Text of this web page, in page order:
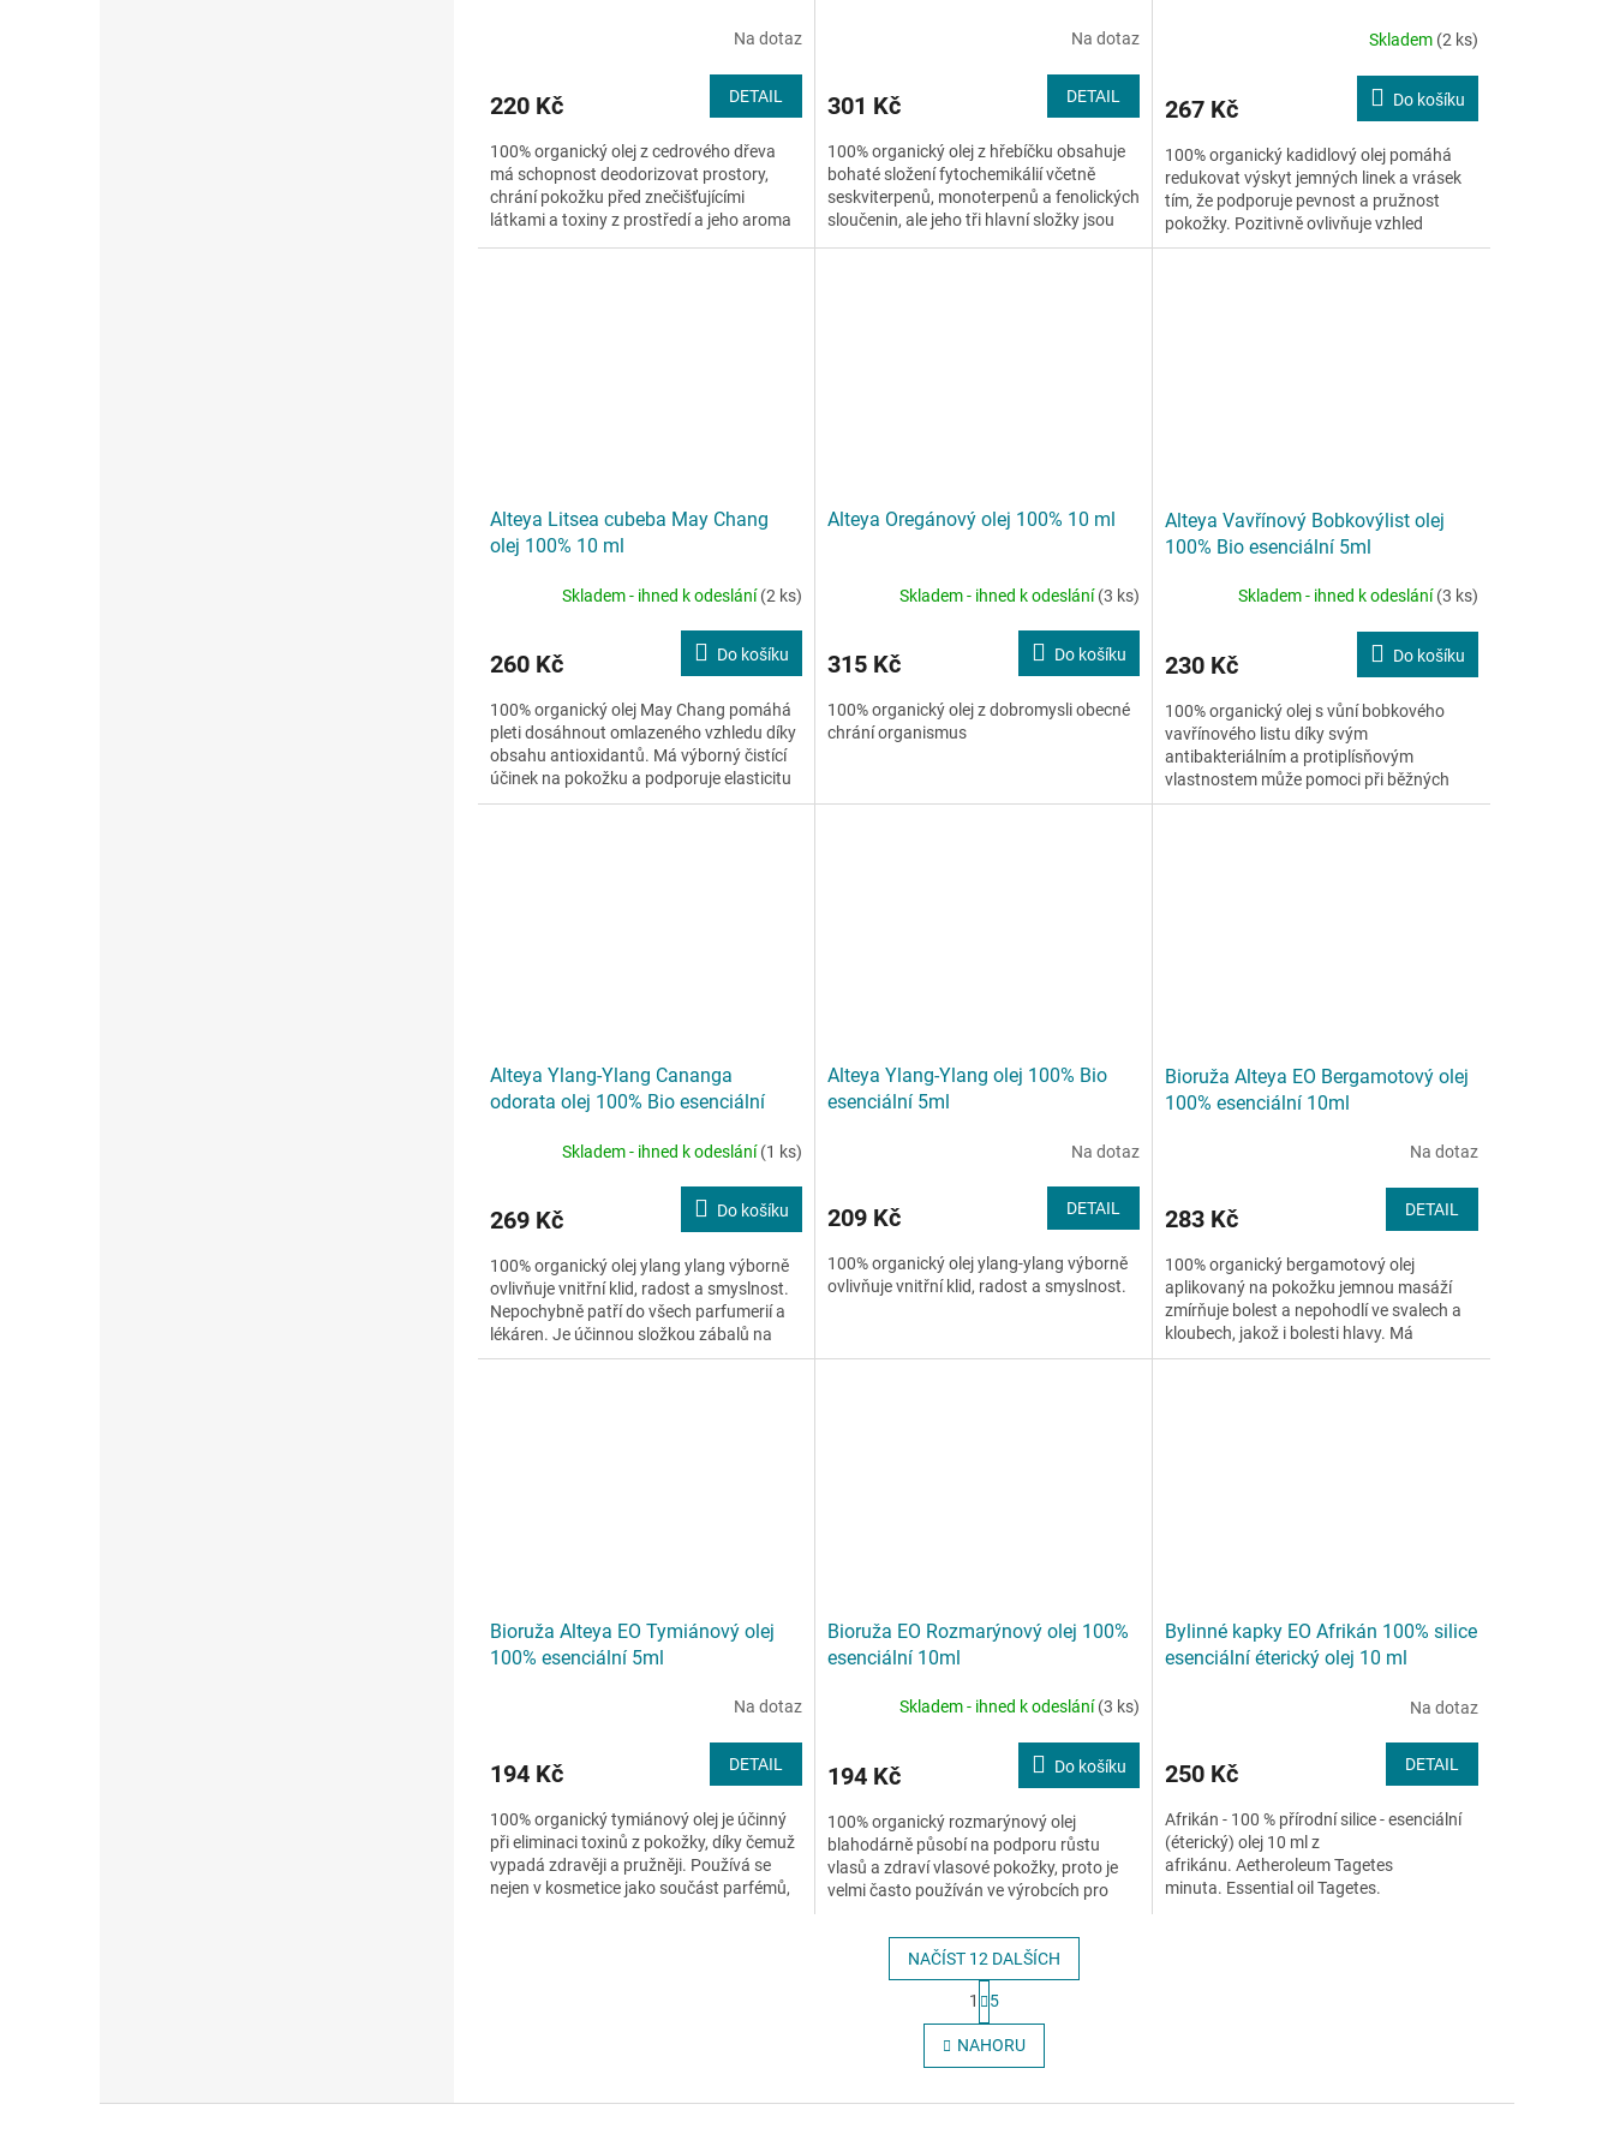
Na dotaz
220 Kč DETAIL
100% organický olej z cedrového dřeva
má schopnost deodorizovat prostory,
chrání pokožku před znečišťujícími
látkami a toxiny z prostředí a jeho aroma
Na dotaz
301 Kč DETAIL
100% organický olej z hřebíčku obsahuje
bohaté složení fytochemikálií včetně
seskviterpenů, monoterpenů a fenolických
sloučenin, ale jeho tři hlavní složky jsou
Skladem (2 ks)
267 Kč Do košíku
100% organický kadidlový olej pomáhá
redukovat výskyt jemných linek a vrásek
tím, že podporuje pevnost a pružnost
pokožky. Pozitivně ovlivňuje vzhled
zdravé, zářivé pleti....
Alteya Litsea cubeba May Chang
olej 100% 10 ml
Skladem - ihned k odeslání(2 ks)
260 Kč Do košíku
100% organický olej May Chang pomáhá
pleti dosáhnout omlazeného vzhledu díky
obsahu antioxidantů. Má výborný čistící
účinek na pokožku a podporuje elasticitu
pleti regulací...
Alteya Oregánový olej 100% 10 ml
Skladem - ihned k odeslání(3 ks)
315 Kč Do košíku
100% organický olej z dobromysli obecné
chrání organismus
Alteya Vavřínový Bobkovýlist olej
100% Bio esenciální 5ml
Skladem - ihned k odeslání(3 ks)
230 Kč Do košíku
100% organický olej s vůní bobkového
vavřínového listu díky svým
antibakteriálním a protiplísňovým
vlastnostem může pomoci při běžných
příznacích nachlazení a chřipky. Tento...
Alteya Ylang-Ylang Cananga
odorata olej 100% Bio esenciální
Skladem - ihned k odeslání(1 ks)
269 Kč Do košíku
100% organický olej ylang ylang výborně
ovlivňuje vnitřní klid, radost a smyslnost.
Nepochybně patří do všech parfumerií a
lékáren. Je účinnou složkou zábalů na
tělo, viditelně...
Alteya Ylang-Ylang olej 100% Bio
esenciální 5ml
Na dotaz
209 Kč DETAIL
100% organický olej ylang-ylang výborně
ovlivňuje vnitřní klid, radost a smyslnost.
Bioruža Alteya EO Bergamotový olej
100% esenciální 10ml
Na dotaz
283 Kč DETAIL
100% organický bergamotový olej
aplikovaný na pokožku jemnou masáží
zmírňuje bolest a nepohodlí ve svalech a
kloubech, jakož i bolesti hlavy. Má
protizánětlivé vlastnosti. Díky...
Bioruža Alteya EO Tymiánový olej
100% esenciální 5ml
Na dotaz
194 Kč DETAIL
100% organický tymiánový olej je účinný
při eliminaci toxinů z pokožky, díky čemuž
vypadá zdravěji a pružněji. Používá se
nejen v kosmetice jako součást parfémů,
Bioruža EO Rozmarýnový olej 100%
esenciální 10ml
Skladem - ihned k odeslání(3 ks)
194 Kč Do košíku
100% organický rozmarýnový olej
blahodárně působí na podporu růstu
vlasů a zdraví vlasové pokožky, proto je
velmi často používán ve výrobcích pro
Bylinné kapky EO Afrikán 100% silice
esenciální éterický olej 10 ml
Na dotaz
250 Kč DETAIL
Afrikán - 100 % přírodní silice - esenciální
(éterický) olej 10 ml z
afrikánu. Aetheroleum Tagetes
minuta. Essential oil Tagetes.
O
v
l
d
NAČÍST 12 DALŠÍCH
S
t
r
á
n
o
1 5
NAHORU